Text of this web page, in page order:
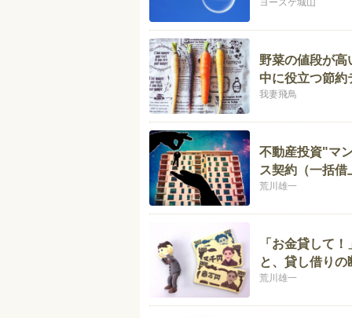
ヨースケ城山
野菜の値段が高
中に役立つ節約
我妻飛鳥
不動産投資"マ
ス契約（一括
荒川雄一
「お金貸して
と、貸し借りの
荒川雄一